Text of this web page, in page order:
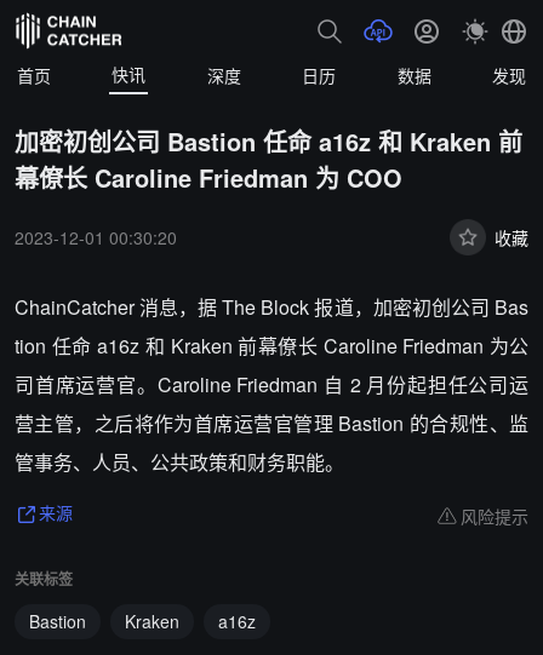
首页 快讯 深度 日历 数据 发现
加密初创公司 Bastion 任命 a16z 和 Kraken 前
幕僚长 Caroline Friedman 为 COO
2023-12-01 00:30:20 收藏
ChainCatcher 消息，据 The Block 报道，加密初创公司 Bas
tion 任命 a16z 和 Kraken 前幕僚长 Caroline Friedman 为公
司首席运营官。Caroline Friedman 自 2 月份起担任公司运
营主管，之后将作为首席运营官管理 Bastion 的合规性、监
管事务、人员、公共政策和财务职能。
来源 风险提示
关联标签
Bastion Kraken a16z